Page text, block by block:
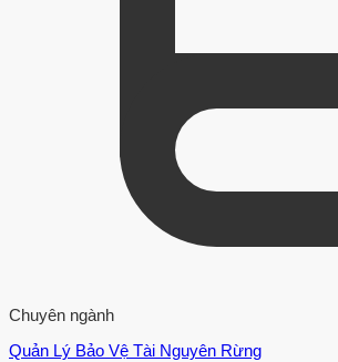
Chuyên ngành
Quản Lý Bảo Vệ Tài Nguyên Rừng